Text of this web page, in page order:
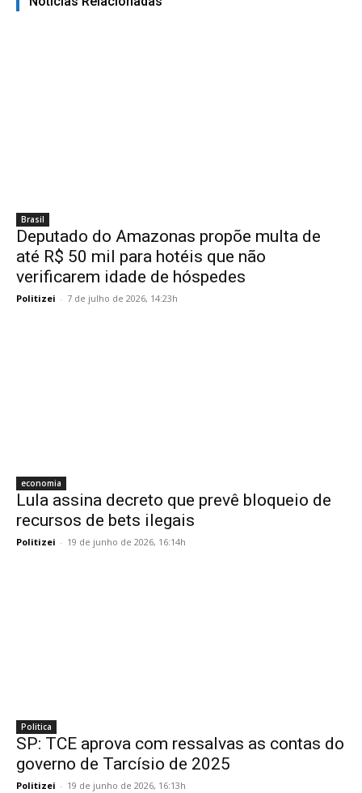
Brasil
Deputado do Amazonas propõe multa de
até R$ 50 mil para hotéis que não
verificarem idade de hóspedes
Politizei - 7 de julho de 2026, 14:23h
economia
Lula assina decreto que prevê bloqueio de
recursos de bets ilegais
Politizei - 19 de junho de 2026, 16:14h
Politica
SP: TCE aprova com ressalvas as contas do
governo de Tarcísio de 2025
Politizei - 19 de junho de 2026, 16:13h